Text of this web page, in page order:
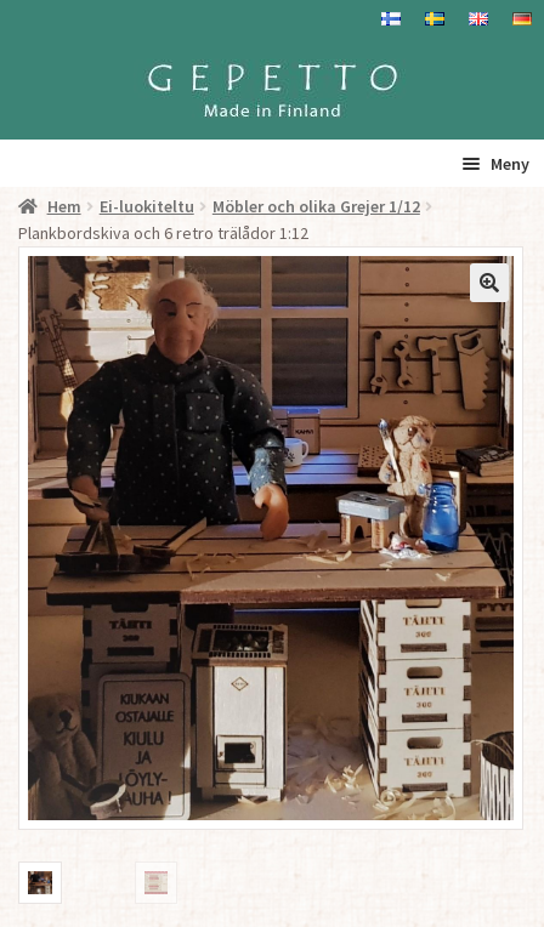
Hoppa
Hoppa
Meny
Hem
Produkter
Gepetto – Information
Återförsäljare
För Återförsäljare
Hem Ei-luokiteltu
Möbler och olika Grejer 1/12
Plankbordskiva och 6 retro trälådor 1:12